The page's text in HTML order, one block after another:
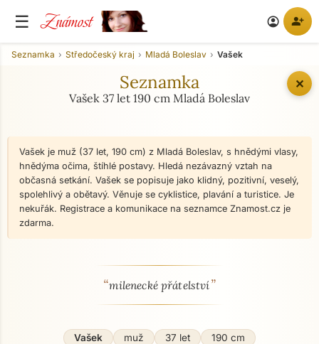
☰ Známost account_circle person_add
✕
Seznamka Středočeský kraj Mladá Boleslav Vašek
Seznamka
Vašek 37 let 190 cm Mladá Boleslav
Vašek je muž (37 let, 190 cm) z Mladá Boleslav, s hnědými vlasy,
hnědýma očima, štíhlé postavy. Hledá nezávazný vztah na
občasná setkání. Vašek se popisuje jako klidný, pozitivní, veselý,
spolehlivý a obětavý. Věnuje se cyklistice, plavání a turistice. Je
nekuřák. Registrace a komunikace na seznamce Znamost.cz je
zdarma.
O mně - seznamka profil
“milenecké přátelství”
Vašek muž 37 let
190 cm